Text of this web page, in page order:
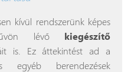
kívül rendszerünk képes
lévő kiegészítő
is. Ez áttekintést ad a
egyéb berendezések